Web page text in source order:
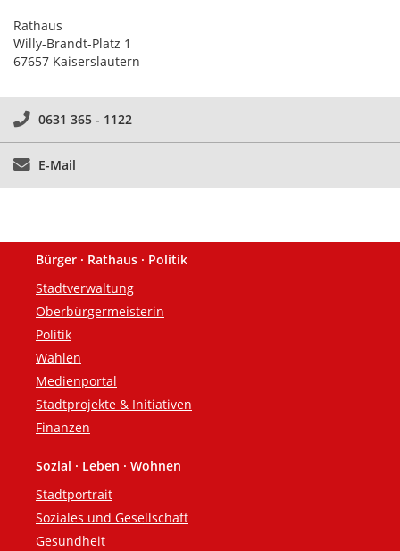
Rathaus
Willy-Brandt-Platz 1
67657 Kaiserslautern
0631 365 - 1122
E-Mail
Fußzeile
Bürger · Rathaus · Politik
Stadtverwaltung
Oberbürgermeisterin
Politik
Wahlen
Medienportal
Stadtprojekte & Initiativen
Finanzen
Sozial · Leben · Wohnen
Stadtportrait
Soziales und Gesellschaft
Gesundheit